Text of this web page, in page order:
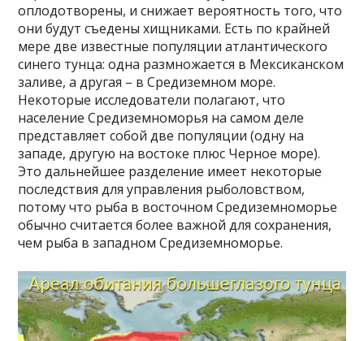
оплодотворены, и снижает вероятность того, что
они будут съедены хищниками. Есть по крайней
мере две известные популяции атлантического
синего тунца: одна размножается в Мексиканском
заливе, а другая – в Средиземном море.
Некоторые исследователи полагают, что
население Средиземноморья на самом деле
представляет собой две популяции (одну на
западе, другую на востоке плюс Черное море).
Это дальнейшее разделение имеет некоторые
последствия для управления рыболовством,
потому что рыба в восточном Средиземноморье
обычно считается более важной для сохранения,
чем рыба в западном Средиземноморье.